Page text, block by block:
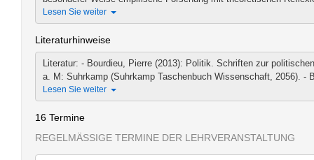
Lesen Sie weiter
Literaturhinweise
Literatur: - Bourdieu, Pierre (2013): Politik. Schriften zur
a. M: Suhrkamp (Suhrkamp Taschenbuch Wissenschaft, 2056). -
Lesen Sie weiter
16 Termine
REGELMÄSSIGE TERMINE DER LEHRVERANSTALTUNG